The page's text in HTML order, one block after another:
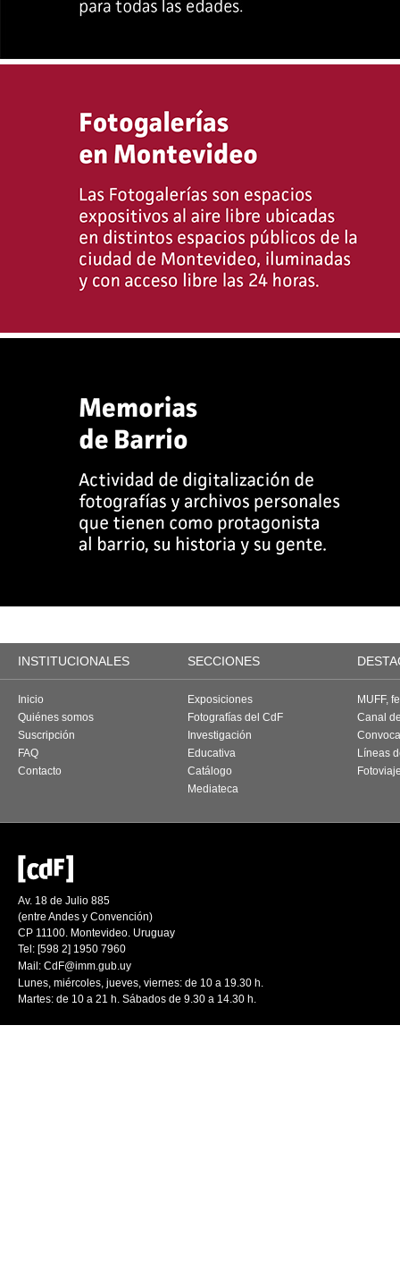
INSTITUCIONALES SECCIONES
Inicio
Quiénes somos
Suscripción
FAQ
Contacto
Exposiciones
Fotografías del CdF
Investigación
Educativa
Catálogo
Mediateca
MUFF,
Canal
Líneas
Av. 18 de Julio 885
(entre Andes y Convención)
CP 11100. Montevideo. Uruguay
Tel: [598 2] 1950 7960
Mail: CdF@imm.gub.uy
Lunes, miércoles, jueves, viernes: de 10 a 19.30 h.
Martes: de 10 a 21 h. Sábados de 9.30 a 14.30 h.